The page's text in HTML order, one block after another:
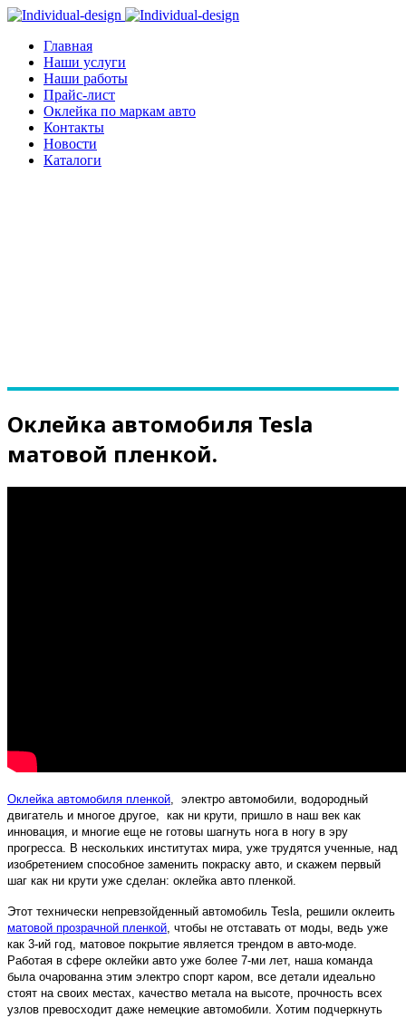
Главная
Наши услуги
Наши работы
Прайс-лист
Оклейка по маркам авто
Контакты
Новости
Каталоги
Оклейка автомобиля Tesla
матовой пленкой.
Оклейка автомобиля пленкой, электро автомобили, водородный
двигатель и многое другое, как ни крути, пришло в наш век как
инновация, и многие еще не готовы шагнуть нога в ногу в эру
прогресса. В нескольких институтах мира, уже трудятся ученные, над
изобретением способное заменить покраску авто, и скажем первый
шаг как ни крути уже сделан: оклейка авто пленкой.
Этот технически непревзойденный автомобиль Tesla, решили оклеить
матовой прозрачной пленкой, чтобы не отставать от моды, ведь уже
как 3-ий год, матовое покрытие является трендом в авто-моде.
Работая в сфере оклейки авто уже более 7-ми лет, наша команда
была очарованна этим электро спорт каром, все детали идеально
стоят на своих местах, качество метала на высоте, прочность всех
узлов превосходит даже немецкие автомобили. Хотим подчеркнуть